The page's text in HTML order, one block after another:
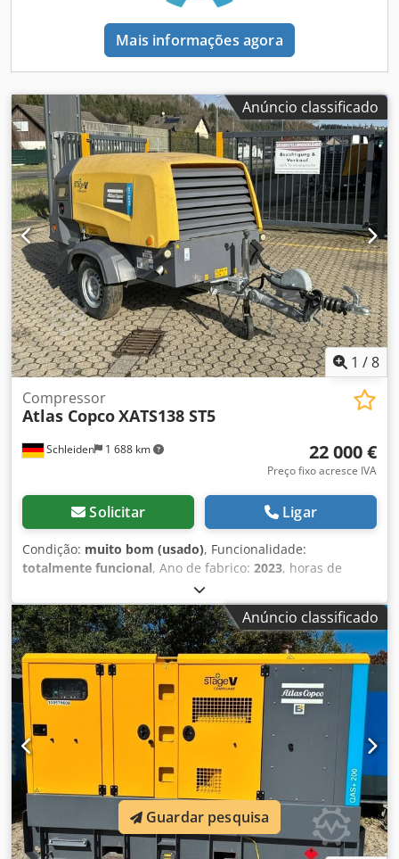
Mais informações agora
Anúncio classificado
1 /8
Schleiden 1 688 km
Compressor
Atlas CopcoXATS138 ST5
22 000 €
Preço fixo acresce IVA
Solicitar Ligar
Condição: muito bom (usado), Funcionalidade:
totalmente funcional, Ano de fabrico: 2023, horas de
, Nível de emissões 5, pressão
operacional de 7,0 bar, vazão de 7,0 m³/min; pressão
operacional de 8,6 bar, vazão de 6,0 m³/min; pressão
operacional de 10,3 bar, vazão de 5,0 m³/min.
Codpfxsznww Hs Acnerf
Anúncio classificado
Guardar pesquisa